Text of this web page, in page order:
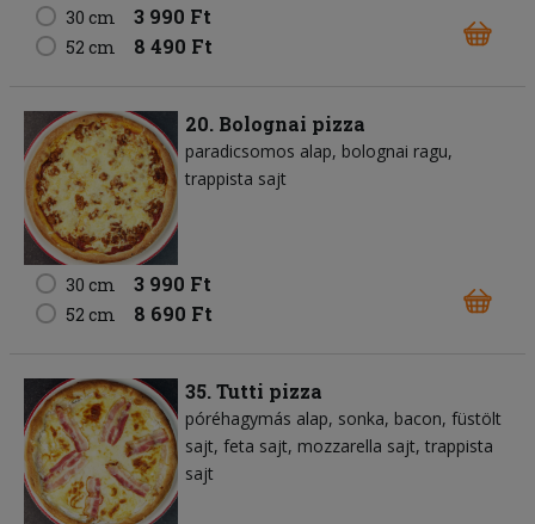
30 cm 3 990 Ft
52 cm 8 490 Ft
20. Bolognai pizza
paradicsomos alap bolognai ragu
trappista sajt
30 cm 3 990 Ft
52 cm 8 690 Ft
35. Tutti pizza
póréhagymás alap sonka bacon füstölt
sajt feta sajt mozzarella sajt trappista
sajt